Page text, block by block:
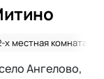
х местная комната
Ангелово,